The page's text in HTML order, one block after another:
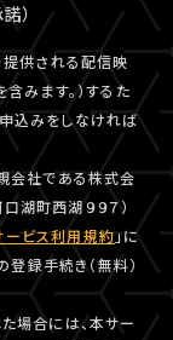
）
提供される配信映
みます。）するた
込みをしなければ
会社である株式会
湖町西湖９９７）
ビス利用規約」に
録手続き（無料）
場合には、本サー